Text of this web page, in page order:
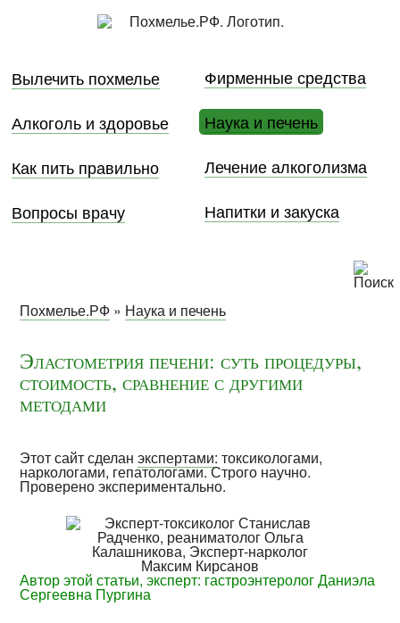
Вылечить похмелье
Фирменные средства
Алкоголь и здоровье
Наука и печень
Как пить правильно
Лечение алкоголизма
Вопросы врачу
Напитки и закуска
Похмелье.РФ » Наука и печень
Эластометрия печени: суть процедуры,
стоимость, сравнение с другими
методами
Этот сайт сделанэкспертами: токсикологами,
наркологами, гепатологами. Строго научно.
Проверено экспериментально.
Автор этой статьи, эксперт: гастроэнтеролог Даниэла
Сергеевна Пургина